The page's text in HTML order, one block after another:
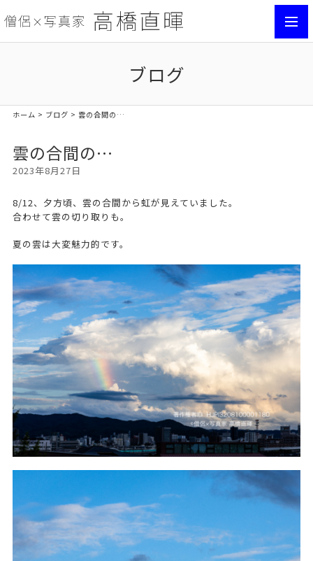
ブログ
ホーム > ブログ > 雲の合間の…
雲の合間の…
2023年8月27日
8/12、夕方頃、雲の合間から虹が見えていました。
合わせて雲の切り取りも。
夏の雲は大変魅力的です。